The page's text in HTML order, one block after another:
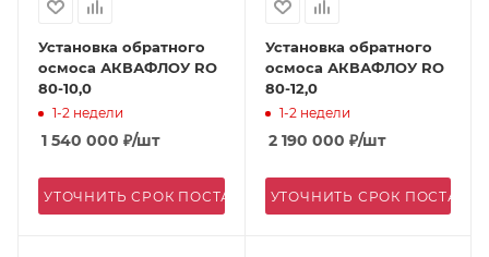
Установка обратного
осмоса АКВАФЛОУ RO
80-10,0
1-2 недели
1 540 000 ₽/шт
УТОЧНИТЬ СРОК ПОСТАВКИ
Установка обратного
осмоса АКВАФЛОУ RO
80-12,0
1-2 недели
2 190 000 ₽/шт
УТОЧНИТЬ СРОК